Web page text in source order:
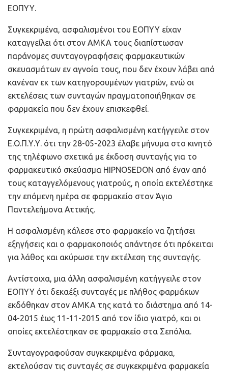
ΕΟΠΥΥ.
Συγκεκριμένα, ασφαλισμένοι του ΕΟΠΥΥ είχαν
καταγγείλει ότι στον ΑΜΚΑ τους διαπίστωσαν
παράνομες συνταγογραφήσεις φαρμακευτικών
σκευασμάτων εν αγνοία τους, που δεν έχουν λάβει από
κανέναν εκ των κατηγορουμένων γιατρών, ενώ οι
εκτελέσεις των συνταγών πραγματοποιήθηκαν σε
φαρμακεία που δεν έχουν επισκεφθεί.
Συγκεκριμένα, η πρώτη ασφαλισμένη κατήγγειλε στον
Ε.Ο.Π.Υ.Υ. ότι την 28-05-2023 έλαβε μήνυμα στο κινητό
της τηλέφωνο σχετικά με έκδοση συνταγής για το
φαρμακευτικό σκεύασμα HIPNOSEDON από έναν από
τους καταγγελόμενους γιατρούς, η οποία εκτελέστηκε
την επόμενη ημέρα σε φαρμακείο στον Άγιο
Παντελεήμονα Αττικής.
Η ασφαλισμένη κάλεσε στο φαρμακείο να ζητήσει
εξηγήσεις και ο φαρμακοποιός απάντησε ότι πρόκειται
για λάθος και ακύρωσε την εκτέλεση της συνταγής.
Αντίστοιχα, μια άλλη ασφαλισμένη κατήγγειλε στον
ΕΟΠΥΥ ότι δεκαέξι συνταγές με πλήθος φαρμάκων
εκδόθηκαν στον ΑΜΚΑ της κατά το διάστημα από 14-
04-2015 έως 11-11-2015 από τον ίδιο γιατρό, και οι
οποίες εκτελέστηκαν σε φαρμακείο στα Σεπόλια.
Συνταγογραφούσαν συγκεκριμένα φάρμακα,
εκτελούσαν τις συνταγές σε συγκεκριμένα φαρμακεία